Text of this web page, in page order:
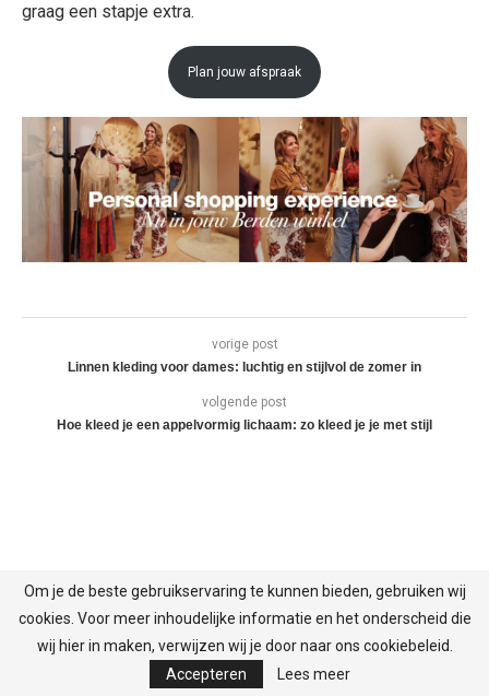
graag een stapje extra.
Plan jouw afspraak
vorige post
Linnen kleding voor dames: luchtig en stijlvol de zomer in
volgende post
Hoe kleed je een appelvormig lichaam: zo kleed je je met stijl
MEEST RECENTE BLOGS
Utility trends voor dames: stoer, functioneel en stijlvol
Om je de beste gebruikservaring te kunnen bieden, gebruiken wij
cookies. Voor meer inhoudelijke informatie en het onderscheid die
wij hier in maken, verwijzen wij je door naar ons cookiebeleid.
Accepteren
Lees meer